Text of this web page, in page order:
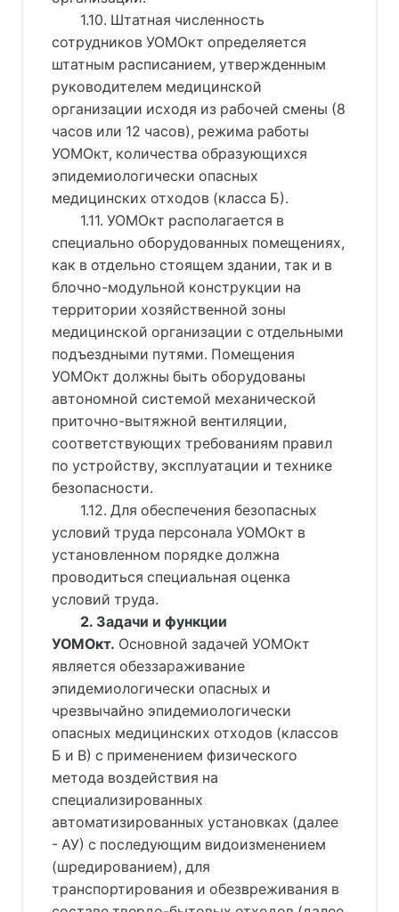
1.10. Штатная численность
сотрудников УОМОкт определяется
штатным расписанием, утвержденным
руководителем медицинской
организации исходя из рабочей смены (8
часов или 12 часов), режима работы
УОМОкт, количества образующихся
эпидемиологически опасных
медицинских отходов (класса Б).
1.11. УОМОкт располагается в
специально оборудованных помещениях,
как в отдельно стоящем здании, так и в
блочно-модульной конструкции на
территории хозяйственной зоны
медицинской организации с отдельными
подъездными путями. Помещения
УОМОкт должны быть оборудованы
автономной системой механической
приточно-вытяжной вентиляции,
соответствующих требованиям правил
по устройству, эксплуатации и технике
безопасности.
1.12. Для обеспечения безопасных
условий труда персонала УОМОкт в
установленном порядке должна
проводиться специальная оценка
условий труда.
2. Задачи и функции
УОМОкт. Основной задачей УОМОкт
является обеззараживание
эпидемиологически опасных и
чрезвычайно эпидемиологически
опасных медицинских отходов (классов
Б и В) с применением физического
метода воздействия на
специализированных
автоматизированных установках (далее
- АУ) с последующим видоизменением
(шредированием), для
транспортирования и обезвреживания в